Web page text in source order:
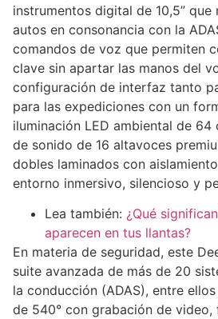
instrumentos digital de 10,5”
autos en consonancia con la
comandos de voz que permiten
clave sin apartar las manos del
configuración de interfaz tanto
para las expediciones con un
iluminación LED ambiental de 64
de sonido de 16 altavoces
dobles laminados con
entorno inmersivo, silencioso y
Lea también: ¿Qué
aparecen en tus llantas?
En materia de seguridad, este
suite avanzada de más de 20
la conducción (ADAS), entre
de 540° con grabación de video,